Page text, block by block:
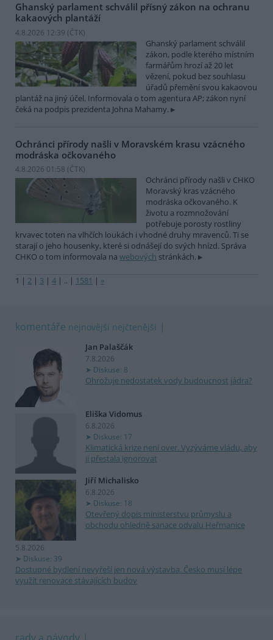
Ghanský parlament schválil přísný zákon na ochranu
kakaových plantáží
4.8.2026 12:39 (ČTK)
Ghanský parlament schválil
zákon, podle kterého místním
farmářům hrozí až 20 let
vězení, pokud bez souhlasu
úřadů přemění svou kakaovou
plantáž na jiný účel. Informovala o tom agentura AP; zákon nyní
čeká na podpis prezidenta Johna Mahamy.
Ochránci přírody našli v Moravském krasu vzácného
modráska očkovaného
4.8.2026 01:58 (ČTK)
Ochránci přírody našli v CHKO
Moravský kras vzácného
modráska očkovaného. K
životu a rozmnožování
potřebuje porosty rostliny
krvavec toten na vlhčích loukách i vhodné druhy mravenců. Ti se
starají o jeho housenky, které si odnášejí do svých hnízd. Správa
CHKO o tom informovala na webových stránkách.
1 | 2 | 3 | 4 | .. | 1581 | »
komentáře nejnovější nejčtenější
Jan Palaščák
7.8.2026
Diskuse: 8
Ohrožuje nedostatek vody budoucnost jádra?
Eliška Vidomus
6.8.2026
Diskuse: 17
Klimatická krize není over. Vyzýváme vládu, aby
ji přestala ignorovat
Jiří Michalisko
6.8.2026
Diskuse: 18
Otevřený dopis ministerstvu průmyslu a
obchodu ohledně sanace odvalu Heřmanice
5.8.2026
Diskuse: 39
Dostupné bydlení nevyřeší jen nová výstavba. Česko musí lépe
využít renovace stávajících budov